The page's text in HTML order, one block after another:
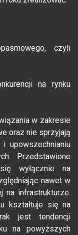
czyli
na rynku
w zakresie
oraz nie sprzyjają
upowszechnianiu
Przedstawione
wyłącznie na
nawet w
na infrastrukturze.
kształtuje się na
jest tendencji
na powyższych